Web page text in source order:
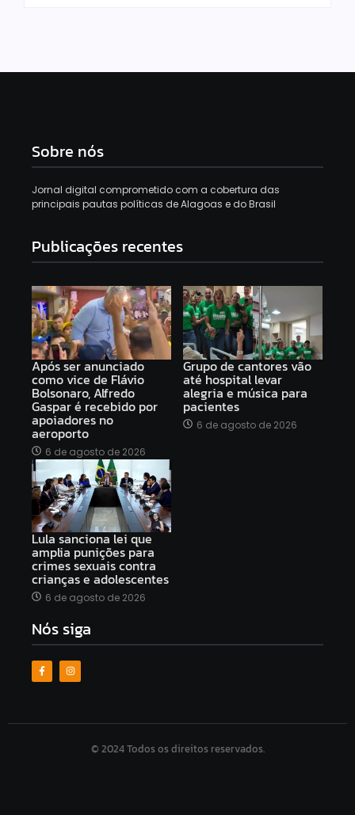
Sobre nós
Jornal digital comprometido com a cobertura das
principais pautas políticas de Alagoas e do Brasil
Publicações recentes
Após ser anunciado
como vice de Flávio
Bolsonaro, Alfredo
Gaspar é recebido por
apoiadores no
aeroporto
6 de agosto de 2026
Grupo de cantores vão
até hospital levar
alegria e música para
pacientes
6 de agosto de 2026
Lula sanciona lei que
amplia punições para
crimes sexuais contra
crianças e adolescentes
6 de agosto de 2026
Nós siga
© 2024 Todos os direitos reservados.